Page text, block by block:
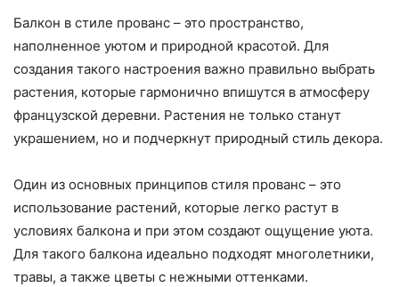
Балкон в стиле прованс – это пространство,
наполненное уютом и природной красотой. Для
создания такого настроения важно правильно выбрать
растения, которые гармонично впишутся в атмосферу
французской деревни. Растения не только станут
украшением, но и подчеркнут природный стиль декора.
Один из основных принципов стиля прованс – это
использование растений, которые легко растут в
условиях балкона и при этом создают ощущение уюта.
Для такого балкона идеально подходят многолетники,
травы, а также цветы с нежными оттенками.